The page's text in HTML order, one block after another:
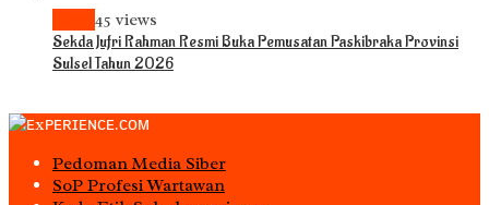
45 views
Sekda Jufri Rahman Resmi Buka Pemusatan Paskibraka Provinsi
Sulsel Tahun 2026
Pedoman Media Siber
S0P Profesi Wartawan